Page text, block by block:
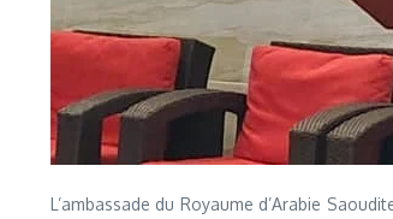
L’ambassade du Royaume d’Arabie